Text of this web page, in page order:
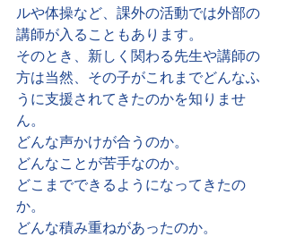
ルや体操など、課外の活動では外部の
講師が入ることもあります。
そのとき、新しく関わる先生や講師の
方は当然、その子がこれまでどんなふ
うに支援されてきたのかを知りませ
ん。
どんな声かけが合うのか。
どんなことが苦手なのか。
どこまでできるようになってきたの
か。
どんな積み重ねがあったのか。